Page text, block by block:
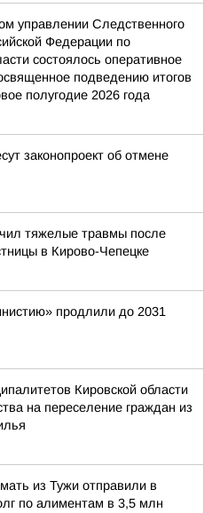
управлении Следственного
Федерации по
состоялось оперативное
подведению итогов
полугодие 2026 года
законопроект об отмене
тяжелые травмы после
в Кирово-Чепецке
продлили до 2031
Кировской области
на переселение граждан из
из Тужи отправили в
по алиментам в 3,5 млн